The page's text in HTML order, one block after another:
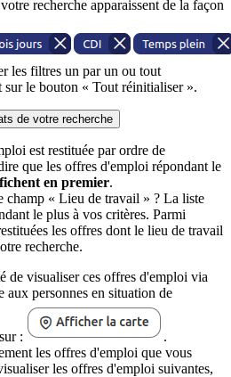
recherche apparaissent de la façon
les filtres un par un ou tout
le bouton « Tout réinitialiser ».
de votre recherche
est restituée par ordre de
que les offres d'emploi répondant le
en premier.
champ « Lieu de travail » ? La liste
le plus à vos critères. Parmi
les offres dont le lieu de travail
recherche.
de visualiser ces offres d'emploi via
aux personnes en situation de
:
.
les offres d'emploi que vous
les offres d'emploi suivantes,